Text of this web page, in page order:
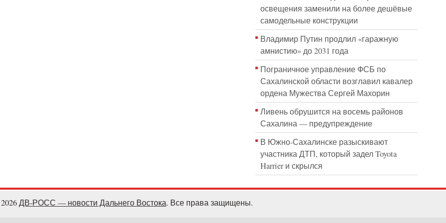
освещения заменили на более дешёвые
самодельные конструкции
Владимир Путин продлил «гаражную
амнистию» до 2031 года
Пограничное управление ФСБ по
Сахалинской области возглавил кавалер
ордена Мужества Сергей Махорин
Ливень обрушится на восемь районов
Сахалина — предупреждение
В Южно-Сахалинске разыскивают
участника ДТП, который задел Toyota
Harrier и скрылся
ДВ-РОСС — новости Дальнего Востока. Все права защищены.